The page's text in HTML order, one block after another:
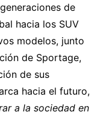
de
hacia los SUV
modelos, junto
de Sportage,
de sus
hacia el futuro,
a la sociedad en